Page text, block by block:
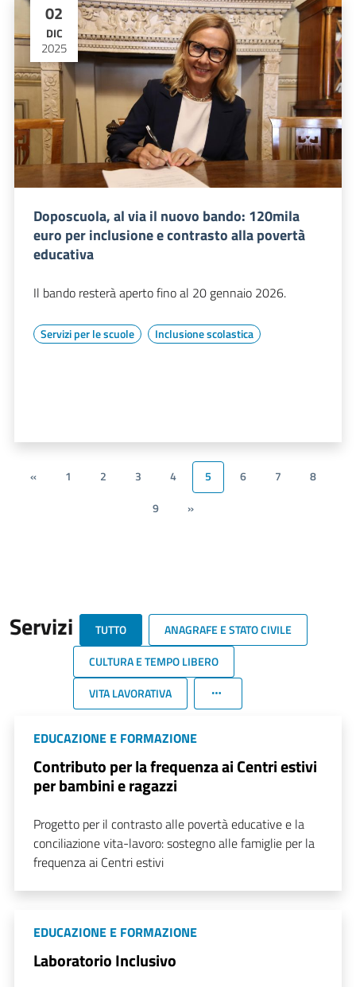
02
DIC
2025
Doposcuola, al via il nuovo bando: 120mila
euro per inclusione e contrasto alla povertà
educativa
Il bando resterà aperto fino al 20 gennaio 2026.
Servizi per le scuole Inclusione scolastica
« 1 2 3 4 5 6 7
8
9
»
Servizi TUTTO
ANAGRAFE E STATO CIVILE
CULTURA E TEMPO LIBERO
VITA LAVORATIVA
EDUCAZIONE E FORMAZIONE
Contributo per la frequenza ai Centri estivi
per bambini e ragazzi
Progetto per il contrasto alle povertà educative e la
conciliazione vita-lavoro: sostegno alle famiglie per la
frequenza ai Centri estivi
EDUCAZIONE E FORMAZIONE
Laboratorio Inclusivo